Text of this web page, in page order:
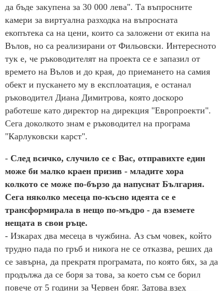
да бъде закупена за 30 000 лева". Та въпросните
камери за виртуална разходка на въпросната
екопътека са на цени, които са заложени от екипа на
Вълов, но са реализирани от Фильовски. Интересното
тук е, че ръководителят на проекта се е запазил от
времето на Вълов и до края, до приемането на самия
обект и пускането му в експлоатация, е останал
ръководител Диана Димитрова, която доскоро
работеше като директор на дирекция "Европроекти".
Сега доколкото знам е ръководител на програма
"Карлуковски карст".
- След всичко, случило се с Вас, отправихте един
може би малко краен призив - младите хора
колкото се може по-бързо да напуснат България.
Сега няколко месеца по-късно идеята се е
трансформирала в нещо по-мъдро - да вземете
нещата в свои ръце.
- Изкарах два месеца в чужбина. Аз съм човек, който
трудно пада по гръб и никога не се отказва, реших да
се завърна, да прекратя програмата, по която бях, за да
продължа да се боря за това, за което съм се борил
повече от 5 години за Червен бряг. Затова взех